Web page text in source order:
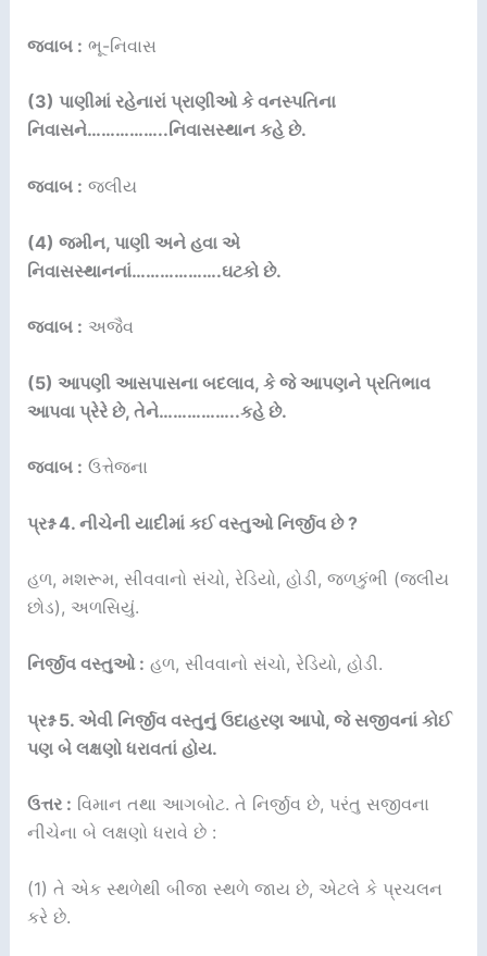
જવાબ : ભૂ-નિવાસ
(3) પાણીમાં રહેનારાં પ્રાણીઓ કે વનસ્પતિના
નિવાસને……………..નિવાસસ્થાન કહે છે.
જવાબ : જલીય
(4) જમીન, પાણી અને હવા એ
નિવાસસ્થાનનાં……………….ઘટકો છે.
જવાબ : અજૈવ
(5) આપણી આસપાસના બદલાવ, કે જે આપણને પ્રતિભાવ
આપવા પ્રેરે છે, તેને……………..કહે છે.
જવાબ : ઉત્તેજના
પ્રશ્ન 4. નીચેની યાદીમાં કઈ વસ્તુઓ નિર્જીવ છે ?
હળ, મશરૂમ, સીવવાનો સંચો, રેડિયો, હોડી, જળકુંભી (જલીય
છોડ), અળસિયું.
નિર્જીવ વસ્તુઓ : હળ, સીવવાનો સંચો, રેડિયો, હોડી.
પ્રશ્ન 5. એવી નિર્જીવ વસ્તુનું ઉદાહરણ આપો, જે સજીવનાં કોઈ
પણ બે લક્ષણો ધરાવતાં હોય.
ઉત્તર : વિમાન તથા આગબોટ. તે નિર્જીવ છે, પરંતુ સજીવના
નીચેના બે લક્ષણો ધરાવે છે :
(1) તે એક સ્થળેથી બીજા સ્થળે જાય છે, એટલે કે પ્રચલન
કરે છે.